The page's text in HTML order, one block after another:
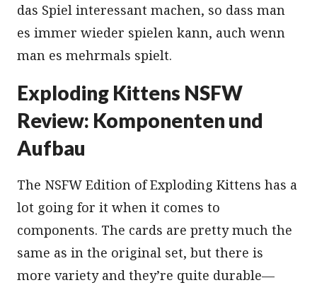
das Spiel interessant machen, so dass man
es immer wieder spielen kann, auch wenn
man es mehrmals spielt.
Exploding Kittens NSFW
Review: Komponenten und
Aufbau
The NSFW Edition of Exploding Kittens has a
lot going for it when it comes to
components. The cards are pretty much the
same as in the original set, but there is
more variety and they’re quite durable—